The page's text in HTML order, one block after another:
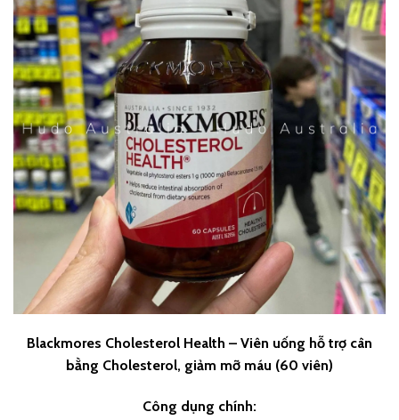
Blackmores Cholesterol Health – Viên uống hỗ trợ cân
bằng Cholesterol, giảm mỡ máu (60 viên)
Công dụng chính: